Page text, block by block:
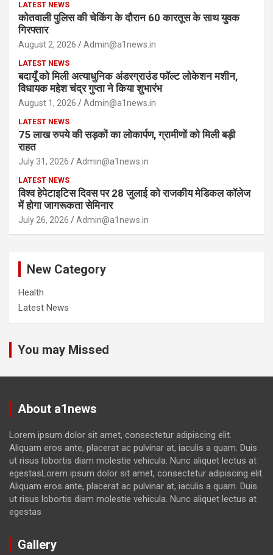
LATEST NEWS
कोतवाली पुलिस की चेकिंग के दौरान 60 कारतूस के साथ युवक
गिरफ्तार
August 2, 2026 Admin@a1news.in
LATEST NEWS
बदायूँ को मिली अत्याधुनिक अंडरग्राउंड फॉल्ट लोकेशन मशीन,
विधायक महेश चंद्र गुप्ता ने किया शुभारंभ
August 1, 2026 Admin@a1news.in
LATEST NEWS
75 लाख रुपये की सड़कों का लोकार्पण, ग्रामीणों को मिली बड़ी
राहत
July 31, 2026 Admin@a1news.in
LATEST NEWS
विश्व हेपेटाइटिस दिवस पर 28 जुलाई को राजकीय मेडिकल कॉलेज
में होगा जागरूकता सेमिनार
July 26, 2026 Admin@a1news.in
New Category
Health
Latest News
You may Missed
About a1news
Lorem ipsum dolor sit amet, consectetur adipiscing elit.
Aliquam eros ante, placerat ac pulvinar at, iaculis a quam. Duis
ut risus lobortis diam molestie vehicula. Nunc aliquet lectus at
egestasLorem ipsum dolor sit amet, consectetur adipiscing elit.
Aliquam eros ante, placerat ac pulvinar at, iaculis a quam. Duis
ut risus lobortis diam molestie vehicula. Nunc aliquet lectus at
egestas
Gallery